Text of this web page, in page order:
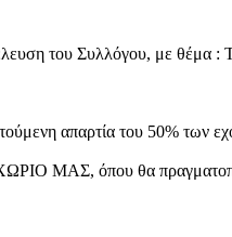
του Συλλόγου, με θέμα :
απαρτία του 50% των
ΜΑΣ, όπου θα